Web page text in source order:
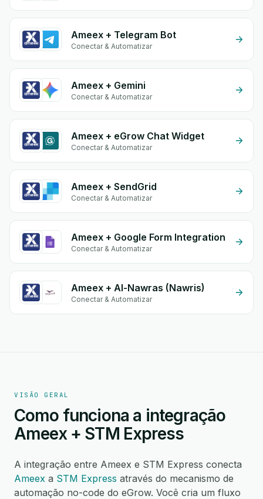
Ameex + Telegram Bot
Conectar & Automatizar
Ameex + Gemini
Conectar & Automatizar
Ameex + eGrow Chat Widget
Conectar & Automatizar
Ameex + SendGrid
Conectar & Automatizar
Ameex + Google Form Integration
Conectar & Automatizar
Ameex + Al-Nawras (Nawris)
Conectar & Automatizar
VISÃO GERAL
Como funciona a integração
Ameex + STM Express
A integração entre Ameex e STM Express conecta
Ameex a STM Express através do mecanismo de
automação no-code do eGrow. Você cria um fluxo